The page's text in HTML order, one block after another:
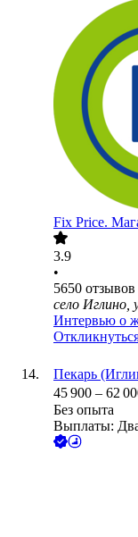
Fix Price.
3.9
•
5650 отзывов
село Иглино,
Интервью о
Пекарь
45 900 – 62
Без опыта
Выплаты: